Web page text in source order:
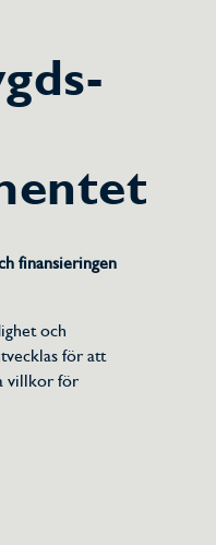
finansieringen
och
för att
villkor för